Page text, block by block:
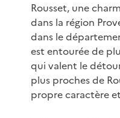
Rousset, une
dans la région
dans le
est entourée de
qui valent le
plus proches de
propre caractère